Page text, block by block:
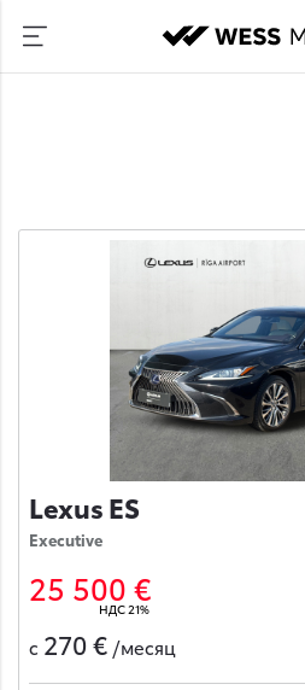
Lexus ES
Executive
25 500 €
НДС 21%
с 270 € /месяц